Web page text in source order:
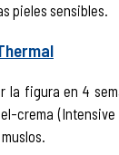
pieles sensibles.
la figura en 4
crema